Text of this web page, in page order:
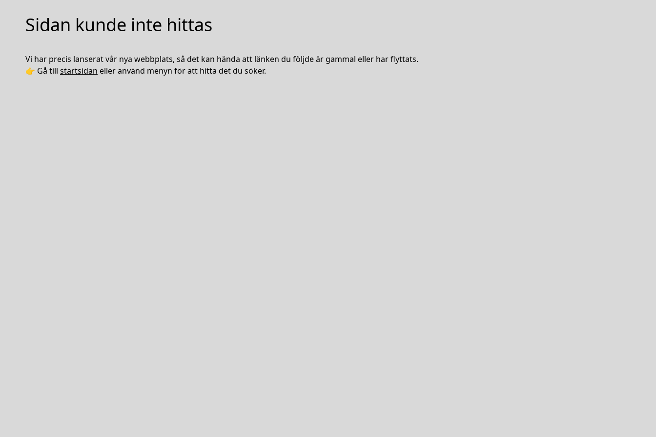
Sidan kunde inte hittas
Vi har precis lanserat vår nya webbplats, så det kan hända att länken du följde är gammal eller har flyttats.
👉 Gå till startsidan eller använd menyn för att hitta det du söker.